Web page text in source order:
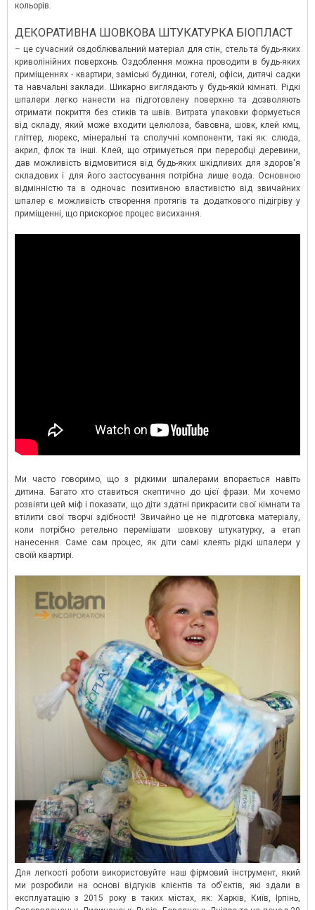
кольорів.
ДЕКОРАТИВНА ШОВКОВА ШТУКАТУРКА БІОПЛАСТ
– це сучасний оздоблювальний матеріал для стін, стель та будь-яких
криволінійних поверхонь. Оздоблення можна проводити в будь-яких
приміщеннях - квартири, заміські будинки, готелі, офіси, дитячі садки
та навчальні заклади. Шикарно виглядають у будь-якій кімнаті. Рідкі
шпалери легко нанести на підготовлену поверхню та дозволяють
отримати покриття без стиків та швів. Витрата упаковки формується
від складу, який може входити целюлоза, бавовна, шовк, клей кмц,
гліттер, люрекс, мінеральні та сполучні компоненти, такі як: слюда,
акрил, флок та інші. Клей, що отримується при переробці деревини,
дав можливість відмовитися від будь-яких шкідливих для здоров'я
складових і для його застосування потрібна лише вода. Основною
відмінністю та в одночас позитивною властивістю від звичайних
шпалер є можливість створення протягів та додаткового підігріву у
приміщенні, що прискорює процес висихання.
Ми часто говоримо, що з рідкими шпалерами впорається навіть
дитина. Багато хто ставиться скептично до цієї фрази. Ми хочемо
розвіяти цей міф і показати, що діти здатні прикрасити свої кімнати та
втілити свої творчі здібності! Звичайно це не підготовка матеріалу,
коли потрібно ретельно перемішати шовкову штукатурку, а етап
нанесення. Саме сам процес, як діти самі клеять рідкі шпалери у
своїй квартирі.
Для легкості роботи використовуйте наш фірмовий інструмент, який
ми розробили на основі відгуків клієнтів та об'єктів, які здали в
експлуатацію з 2015 року в таких містах, як: Харків, Київ, Ірпінь,